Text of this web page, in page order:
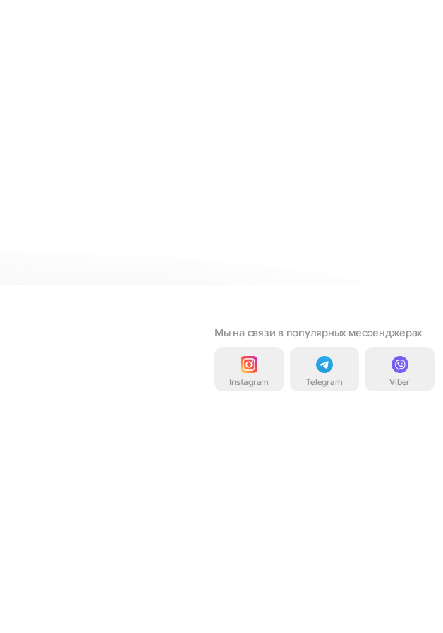
Мы на связи в популярных мессенджерах
Instagram Telegram Viber